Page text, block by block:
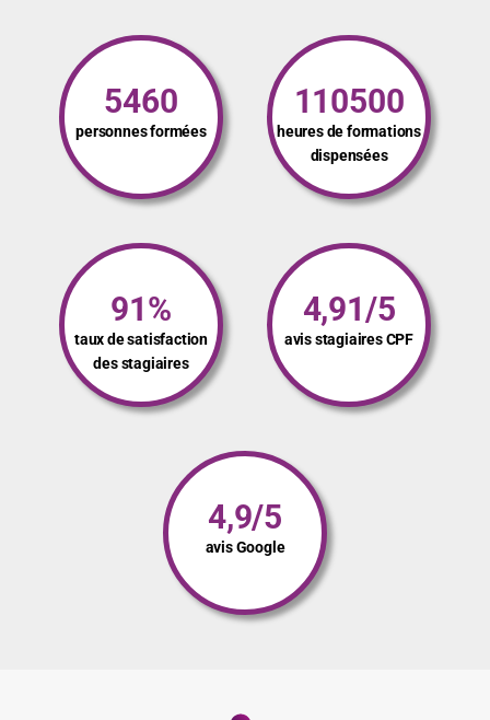
5460
personnes formées
110500
heures de formations
dispensées
91%
taux de satisfaction
des stagiaires
4,91/5
avis stagiaires CPF
4,9/5
avis Google